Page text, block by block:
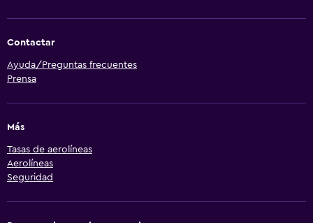
Contactar
Ayuda/Preguntas frecuentes
Prensa
Más
Tasas de aerolíneas
Aerolíneas
Seguridad